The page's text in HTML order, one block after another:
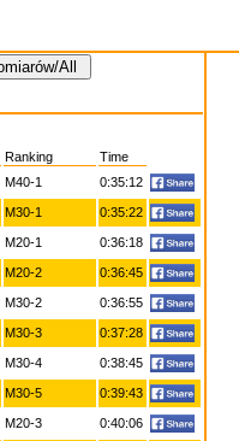
Ranking
Time
M40-1 0:35:12
M30-1 0:35:22
M20-1 0:36:18
M20-2 0:36:45
M30-2 0:36:55
M30-3 0:37:28
M30-4 0:38:45
M30-5 0:39:43
M20-3 0:40:06